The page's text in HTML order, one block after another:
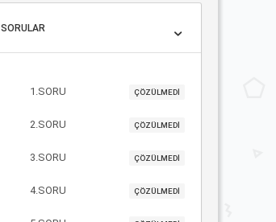
SORULAR
1.SORU ÇÖZÜLMEDİ
2.SORU ÇÖZÜLMEDİ
3.SORU ÇÖZÜLMEDİ
4.SORU ÇÖZÜLMEDİ